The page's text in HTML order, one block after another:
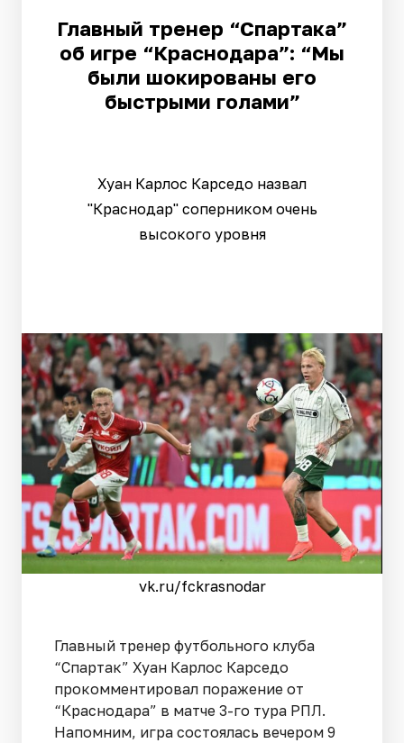
Главный тренер “Спартака”
об игре “Краснодара”: “Мы
были шокированы его
быстрыми голами”
Хуан Карлос Карседо назвал
"Краснодар" соперником очень
высокого уровня
vk.ru/fckrasnodar
Главный тренер футбольного клуба
“Спартак” Хуан Карлос Карседо
прокомментировал поражение от
“Краснодара” в матче 3-го тура РПЛ.
Напомним, игра состоялась вечером 9